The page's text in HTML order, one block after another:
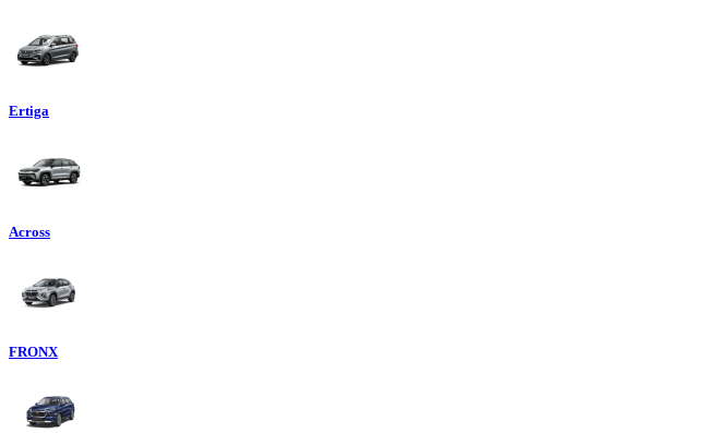
Ertiga
Across
FRONX